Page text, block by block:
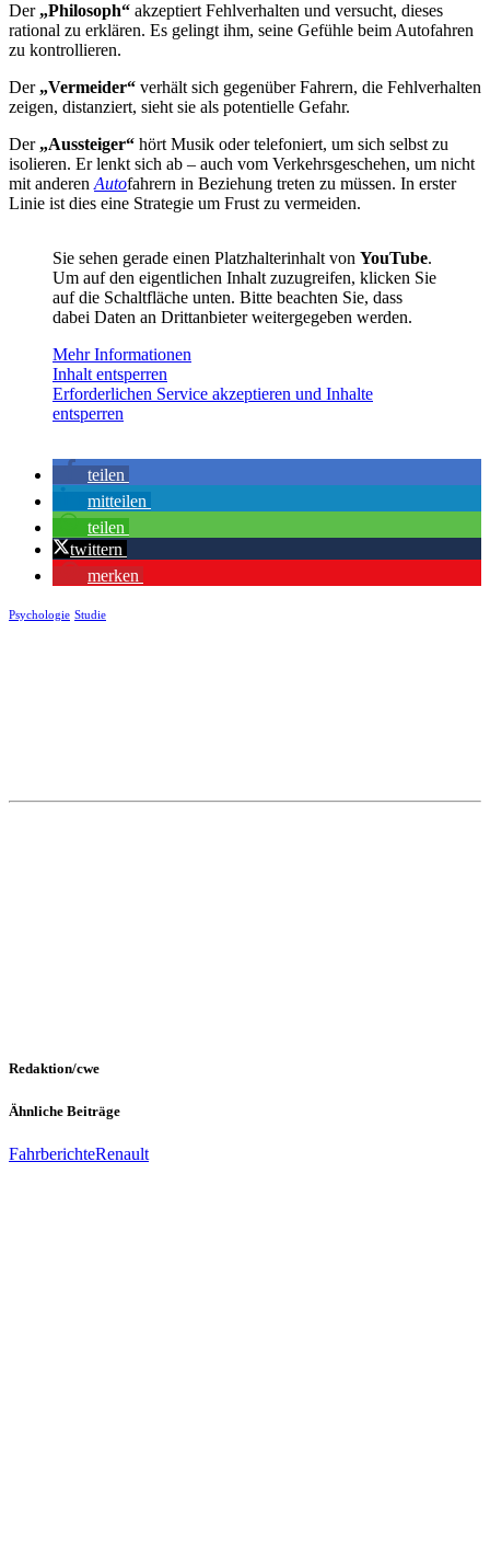
Der„Philosoph“ akzeptiert Fehlverhalten und versucht, dieses
rational zu erklären. Es gelingt ihm, seine Gefühle beim Autofahren
zu kontrollieren.
Der „Vermeider“ verhält sich gegenüber Fahrern, die Fehlverhalten
zeigen, distanziert, sieht sie als potentielle Gefahr.
Der „Aussteiger“ hört Musik oder telefoniert, um sich selbst zu
isolieren. Er lenkt sich ab – auch vom Verkehrsgeschehen, um nicht
mit anderen Autofahrern in Beziehung treten zu müssen. In erster
Linie ist dies eine Strategie um Frust zu vermeiden.
Sie sehen gerade einen Platzhalterinhalt von YouTube.
Um auf den eigentlichen Inhalt zuzugreifen, klicken Sie
auf die Schaltfläche unten. Bitte beachten Sie, dass
dabei Daten an Drittanbieter weitergegeben werden.
Mehr Informationen
Inhalt entsperren
Erforderlichen Service akzeptieren und Inhalte
entsperren
teilen
mitteilen
teilen
twittern
merken
Psychologie Studie
Redaktion/cwe
Ähnliche Beiträge
FahrberichteRenault